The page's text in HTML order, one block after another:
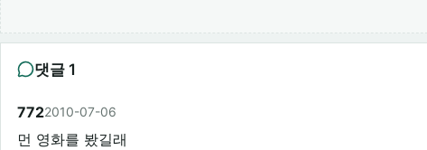
댓글 1
7722010-07-06
먼 영화를 봤길래